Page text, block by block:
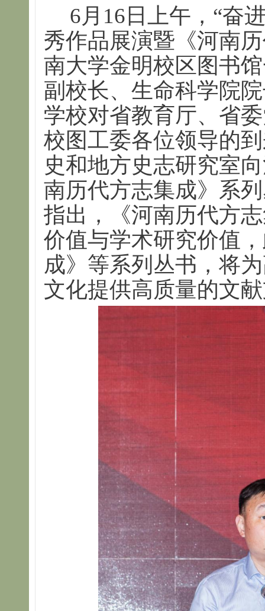
6月16日上午，“奋
秀作品展演暨《河南
南大学金明校区图书
副校长、生命科学院
学校对省教育厅、省
校图工委各位领导的
史和地方史志研究室
南历代方志集成》系
指出，《河南历代方
价值与学术研究价值
成》等系列丛书，将
文化提供高质量的文